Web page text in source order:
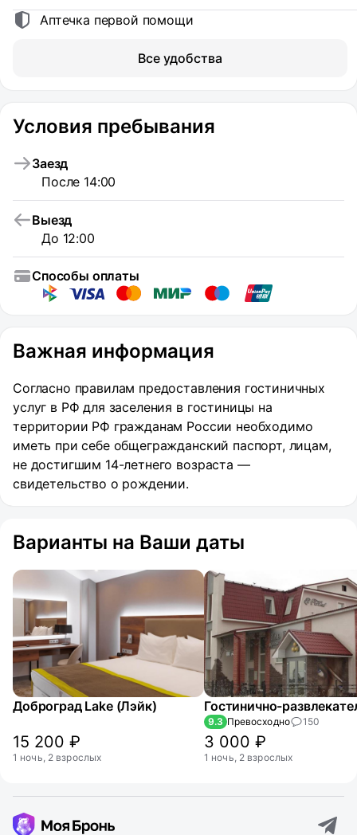
Аптечка первой помощи
Все удобства
Условия пребывания
Заезд
После 14:00
Выезд
До 12:00
Способы оплаты
Важная информация
Согласно правилам предоставления гостиничных
услуг в РФ для заселения в гостиницы на
территории РФ гражданам России необходимо
иметь при себе общегражданский паспорт, лицам,
не достигшим 14-летнего возраста —
свидетельство о рождении.
Варианты на Ваши даты
Доброград Lake (Лэйк)
15 200 ₽
1 ночь, 2 взрослых
9.3 Превосходно 150
3 000 ₽
1 ночь, 2 взрослых